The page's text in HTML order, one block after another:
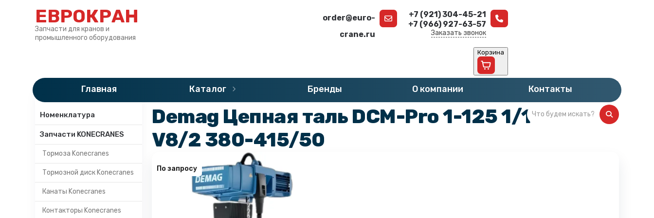
ЕВРОКРАН
Запчасти для кранов и
промышленного оборудования
order@euro-
crane.ru
+7 (921) 304-45-21
+7 (966) 927-63-57
Заказать звонок
Корзина
Главная Каталог Бренды О компании Контакты
Категории
Номенклатура
Запчасти KONECRANES
Тормоза Konecranes
Тормозной диск Konecranes
Канаты Konecranes
Контакторы Konecranes
»Каталог » Запчасти DEMAG Цепные тали DEMAG
Demag Цепная таль DCM-Pro 1-125 1/1 H4.2
V8/2 380-415/50
По запросу